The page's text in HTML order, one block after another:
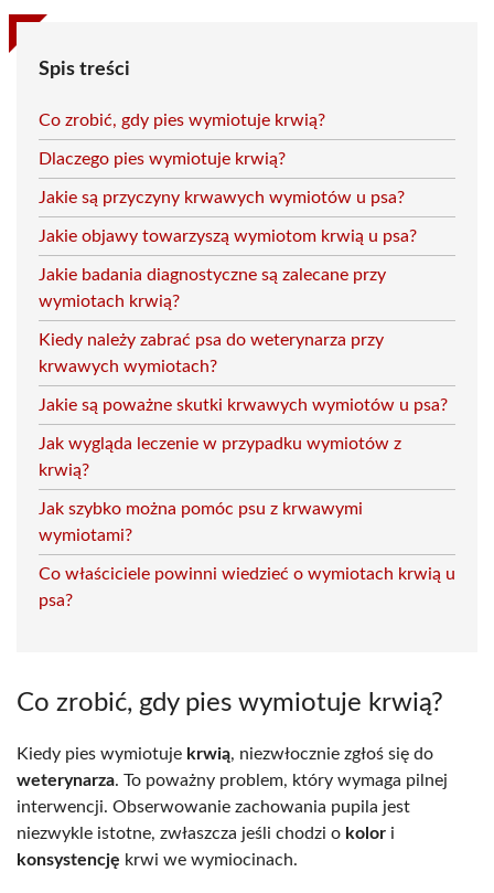
Spis treści
Co zrobić, gdy pies wymiotuje krwią?
Dlaczego pies wymiotuje krwią?
Jakie są przyczyny krwawych wymiotów u psa?
Jakie objawy towarzyszą wymiotom krwią u psa?
Jakie badania diagnostyczne są zalecane przy
wymiotach krwią?
Kiedy należy zabrać psa do weterynarza przy
krwawych wymiotach?
Jakie są poważne skutki krwawych wymiotów u psa?
Jak wygląda leczenie w przypadku wymiotów z
krwią?
Jak szybko można pomóc psu z krwawymi
wymiotami?
Co właściciele powinni wiedzieć o wymiotach krwią u
psa?
Co zrobić, gdy pies wymiotuje krwią?
Kiedy pies wymiotuje krwią, niezwłocznie zgłoś się do
weterynarza. To poważny problem, który wymaga pilnej
interwencji. Obserwowanie zachowania pupila jest
niezwykle istotne, zwłaszcza jeśli chodzi o kolor i
konsystencję krwi we wymiocinach.